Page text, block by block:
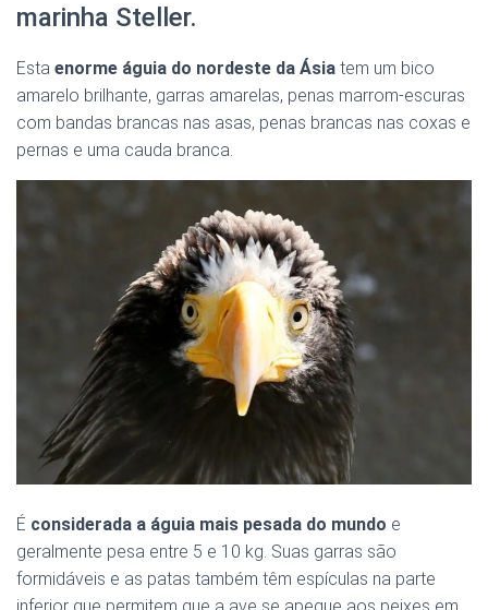
marinha Steller.
Esta enorme águia do nordeste da Ásia tem um bico
amarelo brilhante, garras amarelas, penas marrom-escuras
com bandas brancas nas asas, penas brancas nas coxas e
pernas e uma cauda branca.
É considerada a águia mais pesada do mundo e
geralmente pesa entre 5 e 10 kg. Suas garras são
formidáveis e as patas também têm espículas na parte
inferior que permitem que a ave se apegue aos peixes em